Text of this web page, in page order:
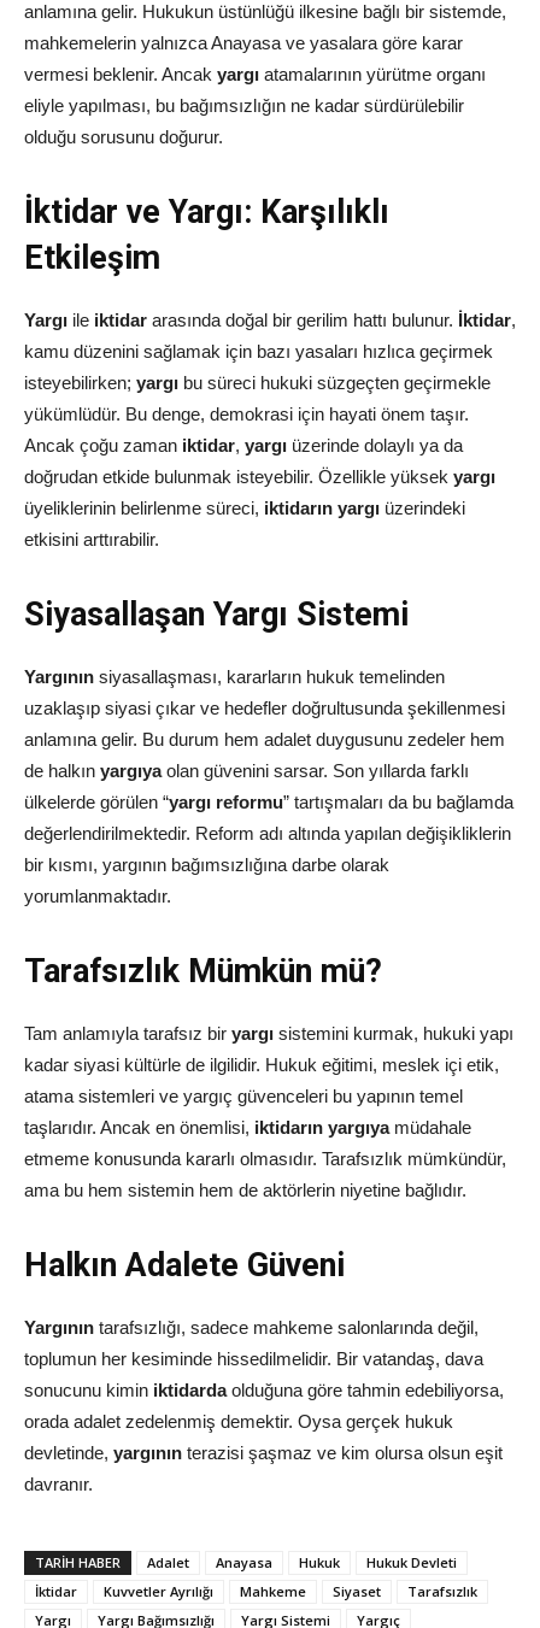
anlamına gelir. Hukukun üstünlüğü ilkesine bağlı bir sistemde,
mahkemelerin yalnızca Anayasa ve yasalara göre karar
vermesi beklenir. Ancak yargı atamalarının yürütme organı
eliyle yapılması, bu bağımsızlığın ne kadar sürdürülebilir
olduğu sorusunu doğurur.
İktidar ve Yargı: Karşılıklı
Etkileşim
Yargı ile iktidar arasında doğal bir gerilim hattı bulunur. İktidar,
kamu düzenini sağlamak için bazı yasaları hızlıca geçirmek
isteyebilirken; yargı bu süreci hukuki süzgeçten geçirmekle
yükümlüdür. Bu denge, demokrasi için hayati önem taşır.
Ancak çoğu zaman iktidar, yargı üzerinde dolaylı ya da
doğrudan etkide bulunmak isteyebilir. Özellikle yüksek yargı
üyeliklerinin belirlenme süreci, iktidarın yargı üzerindeki
etkisini arttırabilir.
Siyasallaşan Yargı Sistemi
Yargının siyasallaşması, kararların hukuk temelinden
uzaklaşıp siyasi çıkar ve hedefler doğrultusunda şekillenmesi
anlamına gelir. Bu durum hem adalet duygusunu zedeler hem
de halkın yargıyaolan güvenini sarsar. Son yıllarda farklı
ülkelerde görülen “yargı reformu” tartışmaları da bu bağlamda
değerlendirilmektedir. Reform adı altında yapılan değişikliklerin
bir kısmı, yargının bağımsızlığına darbe olarak
yorumlanmaktadır.
Tarafsızlık Mümkün mü?
Tam anlamıyla tarafsız bir yargı sistemini kurmak, hukuki yapı
kadar siyasi kültürle de ilgilidir. Hukuk eğitimi, meslek içi etik,
atama sistemleri ve yargıç güvenceleri bu yapının temel
taşlarıdır. Ancak en önemlisi, iktidarın yargıya müdahale
etmeme konusunda kararlı olmasıdır. Tarafsızlık mümkündür,
ama bu hem sistemin hem de aktörlerin niyetine bağlıdır.
Halkın Adalete Güveni
Yargının tarafsızlığı, sadece mahkeme salonlarında değil,
toplumun her kesiminde hissedilmelidir. Bir vatandaş, dava
sonucunu kimin iktidardaolduğuna göre tahmin edebiliyorsa,
orada adalet zedelenmiş demektir. Oysa gerçek hukuk
devletinde, yargının terazisi şaşmaz ve kim olursa olsun eşit
davranır.
TARIH HABER Adalet Anayasa Hukuk
Hukuk Devleti
İktidar
Kuvvetler Ayrılığı Mahkeme Siyaset
Tarafsızlık
Yargı
Yargı Bağımsızlığı Yargı Sistemi Yargıç